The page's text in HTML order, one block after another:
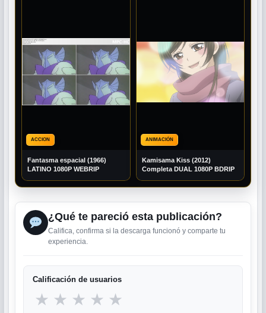
ACCION
Fantasma espacial (1966)
LATINO 1080P WEBRIP
ANIMACIÓN
Kamisama Kiss (2012)
Completa DUAL 1080P BDRIP
¿Qué te pareció esta publicación?
Califica, confirma si la descarga funcionó y comparte tu
experiencia.
Calificación de usuarios
★ ★ ★ ★ ★